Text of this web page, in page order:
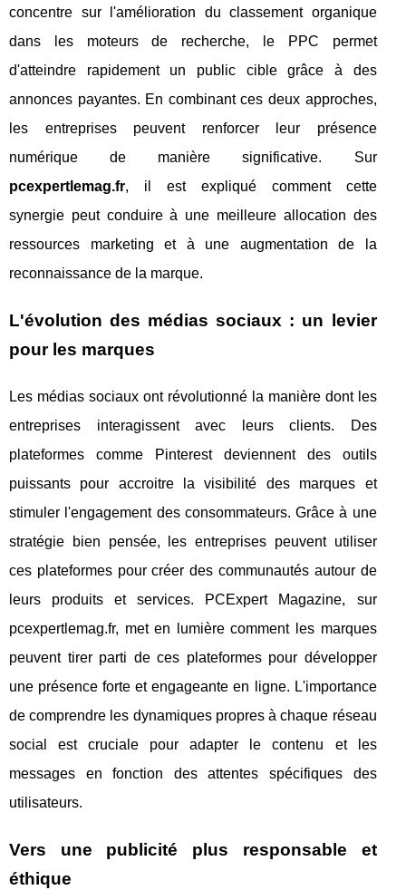
concentre sur l'amélioration du classement organique
dans les moteurs de recherche, le PPC permet
d'atteindre rapidement un public cible grâce à des
annonces payantes. En combinant ces deux approches,
les entreprises peuvent renforcer leur présence
numérique de manière significative. Sur
pcexpertlemag.fr, il est expliqué comment cette
synergie peut conduire à une meilleure allocation des
ressources marketing et à une augmentation de la
reconnaissance de la marque.
L'évolution des médias sociaux : un levier
pour les marques
Les médias sociaux ont révolutionné la manière dont les
entreprises interagissent avec leurs clients. Des
plateformes comme Pinterest deviennent des outils
puissants pour accroitre la visibilité des marques et
stimuler l'engagement des consommateurs. Grâce à une
stratégie bien pensée, les entreprises peuvent utiliser
ces plateformes pour créer des communautés autour de
leurs produits et services. PCExpert Magazine, sur
pcexpertlemag.fr, met en lumière comment les marques
peuvent tirer parti de ces plateformes pour développer
une présence forte et engageante en ligne. L'importance
de comprendre les dynamiques propres à chaque réseau
social est cruciale pour adapter le contenu et les
messages en fonction des attentes spécifiques des
utilisateurs.
Vers une publicité plus responsable et
éthique